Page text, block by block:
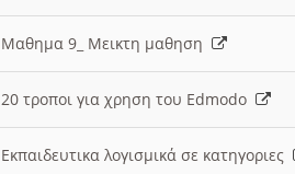
Μαθημα 9_ Μεικτη μαθηση
20 τροποι για χρηση του Edmodo
Εκπαιδευτικα λογισμικά σε κατηγοριες